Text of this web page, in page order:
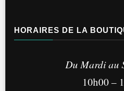
HORAIRES DE LA
Du Mardi au
10h00 –